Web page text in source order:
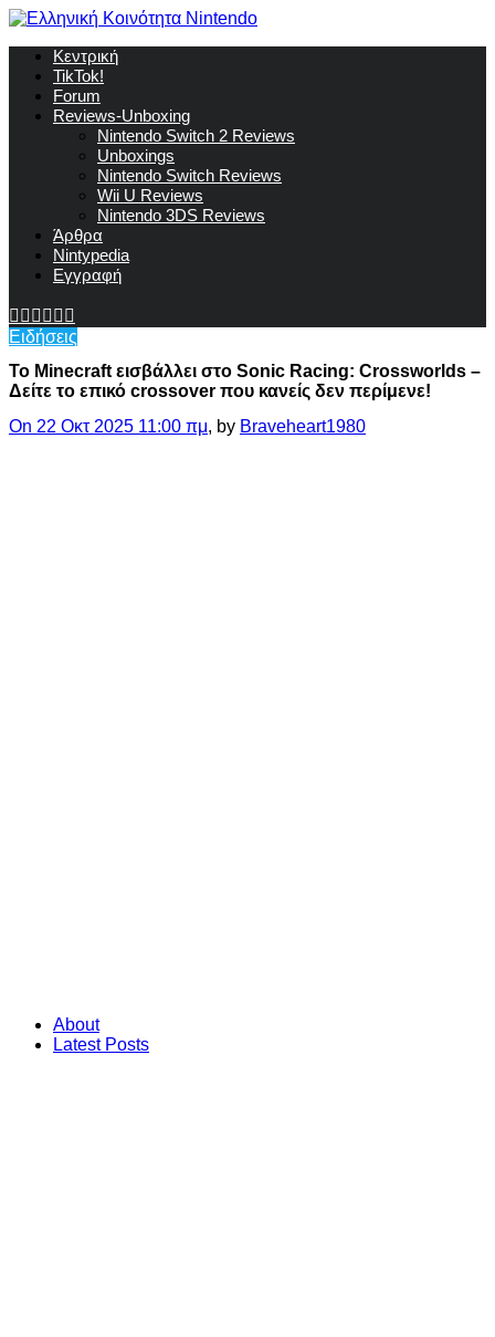
Κεντρική
TikTok!
Forum
Reviews-Unboxing
Nintendo Switch 2 Reviews
Unboxings
Nintendo Switch Reviews
Wii U Reviews
Nintendo 3DS Reviews
Άρθρα
Nintypedia
Εγγραφή
Ειδήσεις
To Minecraft εισβάλλει στο Sonic Racing: Crossworlds –
Δείτε το επικό crossover που κανείς δεν περίμενε!
On 22 Οκτ 2025 11:00 πμ, by Braveheart1980
About
Latest Posts